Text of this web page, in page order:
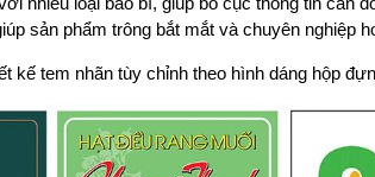
sản phẩm trông bắt mắt và chuyên nghiệp
kế tem nhãn tùy chỉnh theo hình dáng hộp